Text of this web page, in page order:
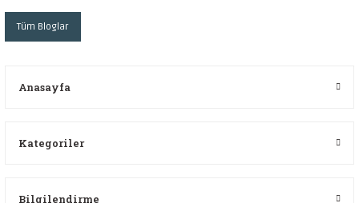
Tüm Bloglar
Anasayfa
Kategoriler
Bilgilendirme